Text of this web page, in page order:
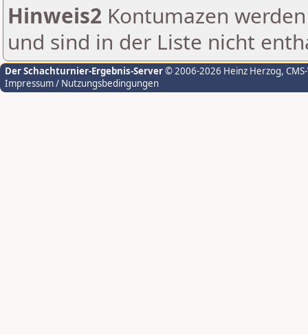
Hinweis2 Kontumazen
und sind in der Liste nicht
Der Schachturnier-Ergebnis-Server© 2006-2026 Heinz Herzog,
Impressum / Nutzungsbedingungen